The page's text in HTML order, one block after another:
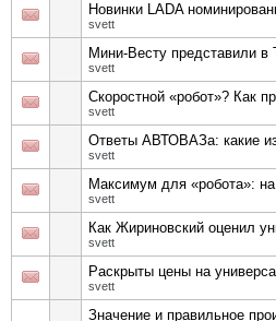
Новинки LADA
svett
Мини-Весту представили в
svett
Скоростной «робот»? Как
svett
Ответы АВТОВАЗа: какие
svett
Максимум для «робота»:
svett
Как Жириновский оценил
svett
Раскрыты цены на
svett
Значение и правильное